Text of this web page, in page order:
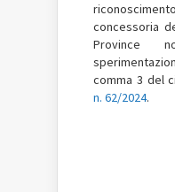
concessoria
Province
comma 3 del
n. 62/2024.